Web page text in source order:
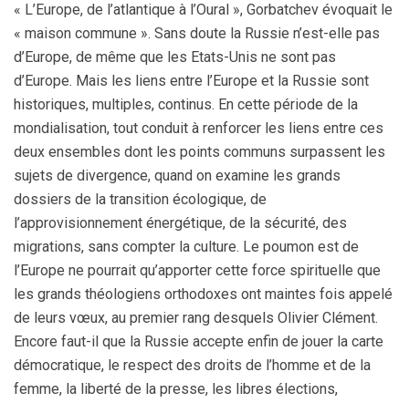
« L’Europe, de l’atlantique à l’Oural », Gorbatchev évoquait le
« maison commune ». Sans doute la Russie n’est-elle pas
d’Europe, de même que les Etats-Unis ne sont pas
d’Europe. Mais les liens entre l’Europe et la Russie sont
historiques, multiples, continus. En cette période de la
mondialisation, tout conduit à renforcer les liens entre ces
deux ensembles dont les points communs surpassent les
sujets de divergence, quand on examine les grands
dossiers de la transition écologique, de
l’approvisionnement énergétique, de la sécurité, des
migrations, sans compter la culture. Le poumon est de
l’Europe ne pourrait qu’apporter cette force spirituelle que
les grands théologiens orthodoxes ont maintes fois appelé
de leurs vœux, au premier rang desquels Olivier Clément.
Encore faut-il que la Russie accepte enfin de jouer la carte
démocratique, le respect des droits de l’homme et de la
femme, la liberté de la presse, les libres élections,